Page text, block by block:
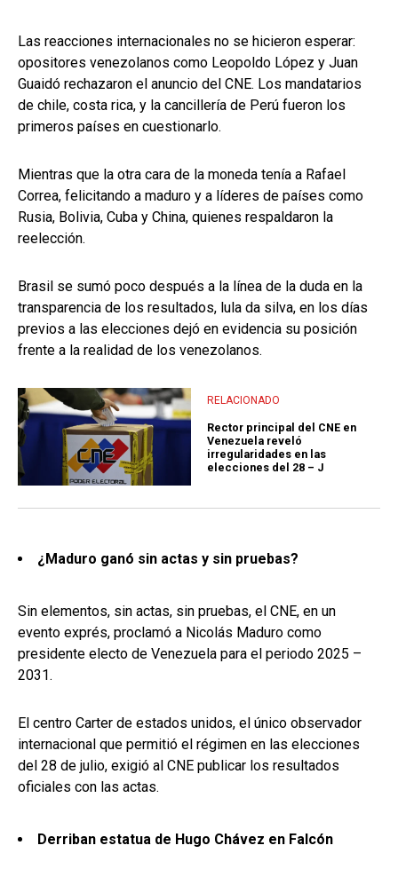
Las reacciones internacionales no se hicieron esperar:
opositores venezolanos como Leopoldo López y Juan
Guaidó rechazaron el anuncio del CNE. Los mandatarios
de chile, costa rica, y la cancillería de Perú fueron los
primeros países en cuestionarlo.
Mientras que la otra cara de la moneda tenía a Rafael
Correa, felicitando a maduro y a líderes de países como
Rusia, Bolivia, Cuba y China, quienes respaldaron la
reelección.
Brasil se sumó poco después a la línea de la duda en la
transparencia de los resultados, lula da silva, en los días
previos a las elecciones dejó en evidencia su posición
frente a la realidad de los venezolanos.
RELACIONADO
Rector principal del CNE en
Venezuela reveló
irregularidades en las
elecciones del 28 – J
¿Maduro ganó sin actas y sin pruebas?
Sin elementos, sin actas, sin pruebas, el CNE, en un
evento exprés, proclamó a Nicolás Maduro como
presidente electo de Venezuela para el periodo 2025 –
2031.
El centro Carter de estados unidos, el único observador
internacional que permitió el régimen en las elecciones
del 28 de julio, exigió al CNE publicar los resultados
oficiales con las actas.
Derriban estatua de Hugo Chávez en Falcón